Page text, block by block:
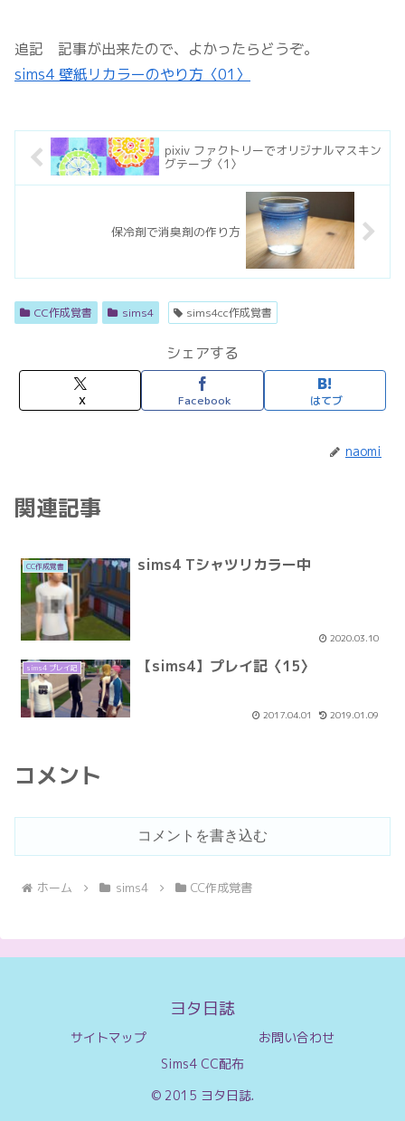
追記 記事が出来たので、よかったらどうぞ。
sims4 壁紙リカラーのやり方〈01〉
pixiv ファクトリーでオリジナルマスキン
グテープ〈1〉
保冷剤で消臭剤の作り方
CC作成覚書 sims4 sims4cc作成覚書
シェアする
X Facebook はてブ
naomi
関連記事
CC作成覚書 sims4 Tシャツリカラー中
2020.03.10
sims4 プレイ記 【sims4】プレイ記〈15〉
2017.04.01 2019.01.09
コメント
コメントを書き込む
ホーム sims4 CC作成覚書
ヨタ日誌
サイトマップ
お問い合わせ
Sims4 CC配布
© 2015 ヨタ日誌.